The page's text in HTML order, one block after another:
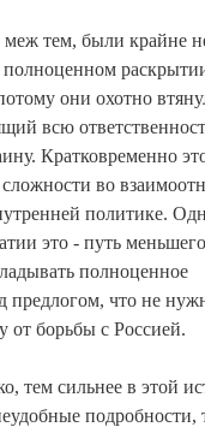
меж тем, были крайне
полноценном
они охотно
всю
Кратковременно
во
политике.
это - путь меньшего
полноценное
предлогом, что не
от борьбы с Россией.
тем сильнее в этой
подробности,